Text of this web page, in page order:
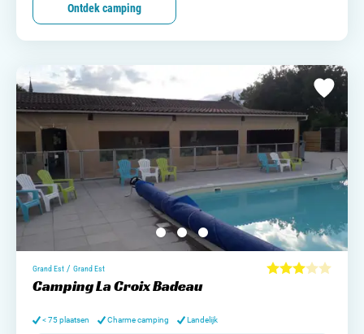
Ontdek camping
Grand Est / Grand Est
Camping La Croix Badeau
< 75 plaatsen Charme camping Landelijk